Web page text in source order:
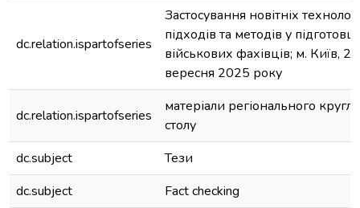
dc.relation.ispartofseries
Застосування новітніх
підходів та методів у підготовці
військових фахівців; м. Київ, 26
вересня 2025 року
dc.relation.ispartofseries
матеріали регіонального
столу
dc.subject
Тези
dc.subject
Fact checking